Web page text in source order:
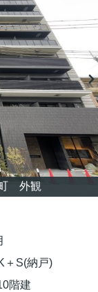
町 外観
＋S(納戸)
階建